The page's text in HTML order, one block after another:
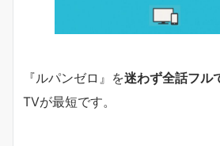
『ルパンゼロ』を迷わず全話フル
TVが最短です。